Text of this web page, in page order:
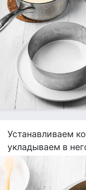
Устанавливаем
укладываем в